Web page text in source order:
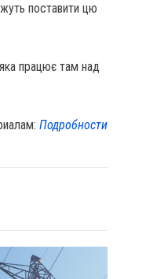
поставити цю
яка працює там над
Подробности